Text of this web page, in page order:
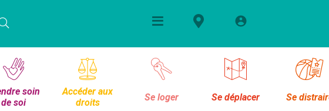
soin
de soi
Accéder aux
droits
Se loger Se déplacer Se